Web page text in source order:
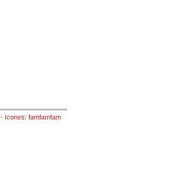
- Icones: famfamfam